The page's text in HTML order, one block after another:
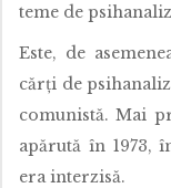
teme de
Este, de
cărți de
comunistă. Mai
apărută în 1973,
era interzisă.